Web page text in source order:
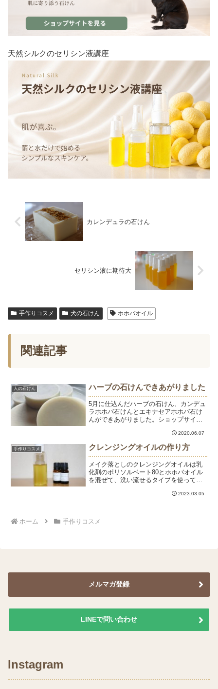
天然シルクのセリシン液講座
カレンデュラの石けん
セリシン液に期待大
手作りコスメ 犬の石けん ホホバオイル
関連記事
人の石けん ハーブの石けんできあがりました
5月に仕込んだハーブの石けん、カンデュ
ラホホバ石けんとエキナセアホホバ石け
んができあがりました。ショップサイト
が強く伝えられているハーブエキスをオ
イルに移して石けんにしました。洗った
ときに被毛にハーブが残...
2020.06.07
手作りコスメ クレンジングオイルの作り方
メイク落としのクレンジングオイルは乳
化剤のポリソルベート80とホホバオイル
を混ぜて、洗い流せるタイプを使ってい
ルベート80を混ぜるだけ。冬はオイルが
2023.03.05
ホーム 手作りコスメ
メルマガ登録
LINEで問い合わせ
Instagram